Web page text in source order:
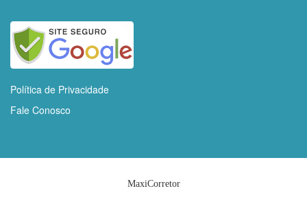
Política de Privacidade
Fale Conosco
MaxiCorretor